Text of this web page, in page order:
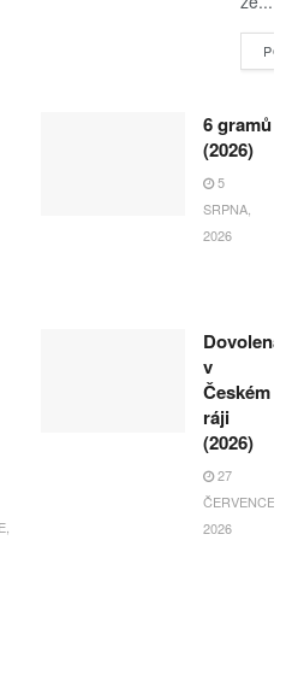
6 gramů
(2026)
5
SRPNA,
2026
Dovolená
v
Českém
ráji
(2026)
27
ČERVENCE,
2026